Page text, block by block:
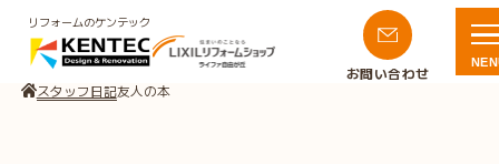
リフォームのケンテック
お問い合わせ
スタッフ日記友人の本